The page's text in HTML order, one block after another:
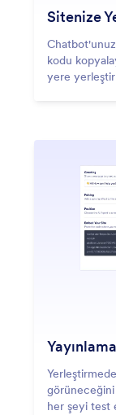
Sitenize
kodu
yere
görüneceğini
her şeyi test